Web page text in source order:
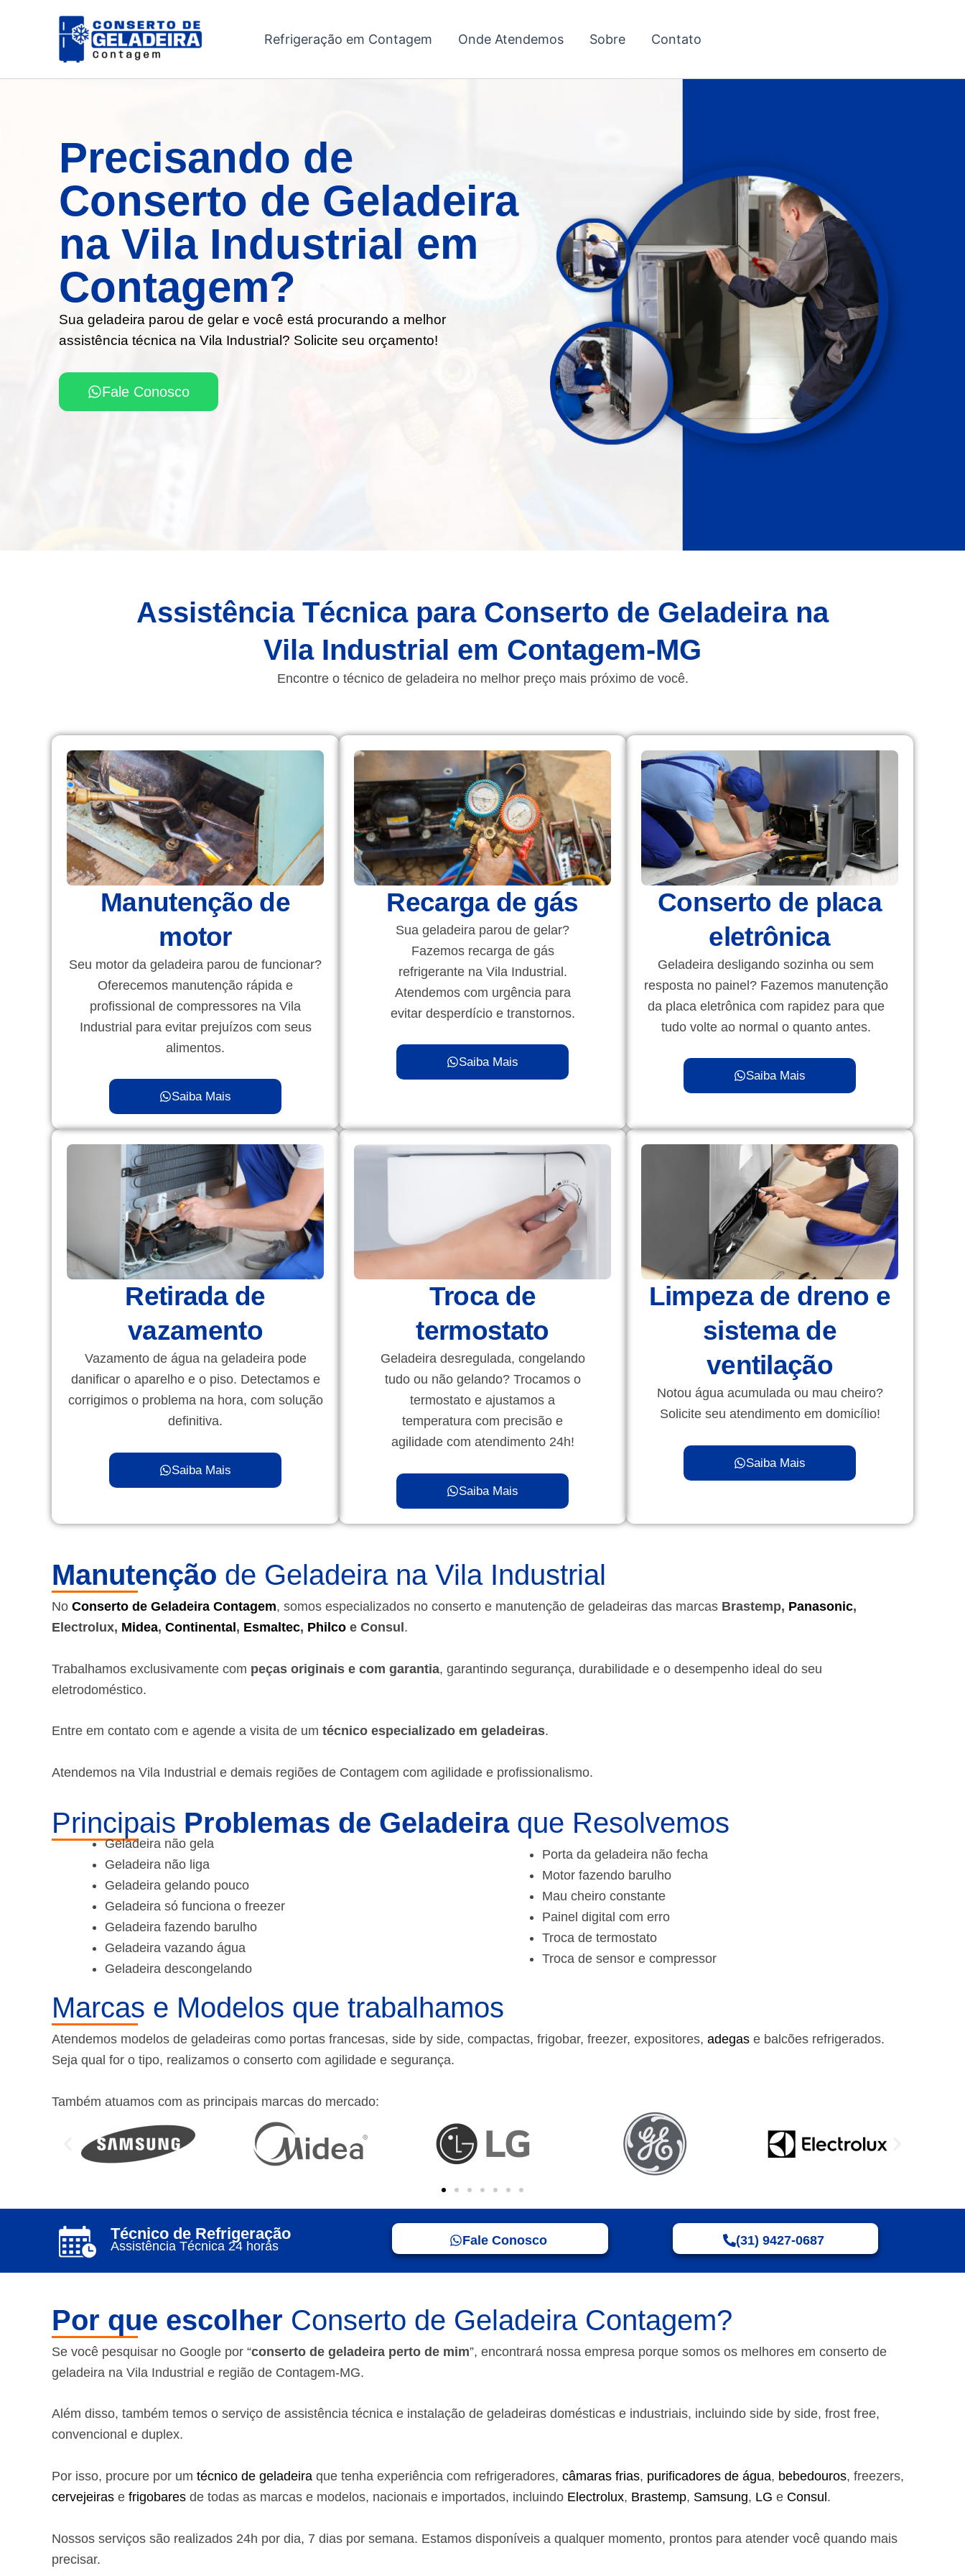
Refrigeração em Contagem Onde Atendemos Sobre Contato
Precisando de
Conserto de Geladeira
na Vila Industrial em
Contagem?
Sua geladeira parou de gelar e você está procurando a melhor
assistência técnica na Vila Industrial? Solicite seu orçamento!
Fale Conosco
Assistência Técnica para Conserto de Geladeira na
Vila Industrial em Contagem-MG​
Encontre o técnico de geladeira no melhor preço mais próximo de você.
Manutenção de
motor
Seu motor da geladeira parou de funcionar?
Oferecemos manutenção rápida e
profissional de compressores na Vila
Industrial para evitar prejuízos com seus
alimentos.
Saiba Mais
Recarga de gás
Sua geladeira parou de gelar?
Fazemos recarga de gás
refrigerante na Vila Industrial.
Atendemos com urgência para
evitar desperdício e transtornos.
Saiba Mais
Conserto de placa
eletrônica
Geladeira desligando sozinha ou sem
resposta no painel? Fazemos manutenção
da placa eletrônica com rapidez para que
tudo volte ao normal o quanto antes.
Saiba Mais
Retirada de
vazamento
Vazamento de água na geladeira pode
danificar o aparelho e o piso. Detectamos e
corrigimos o problema na hora, com solução
definitiva.
Saiba Mais
Troca de
termostato
Geladeira desregulada, congelando
tudo ou não gelando? Trocamos o
termostato e ajustamos a
temperatura com precisão e
agilidade com atendimento 24h!
Saiba Mais
Limpeza de dreno e
sistema de
ventilação
Notou água acumulada ou mau cheiro?
Solicite seu atendimento em domicílio!
Saiba Mais
Manutenção de Geladeira na Vila Industrial
No Conserto de Geladeira Contagem, somos especializados no conserto e manutenção de geladeiras das marcas Brastemp, Panasonic,
Electrolux, Midea, Continental, Esmaltec, Philco e Consul.
Trabalhamos exclusivamente com peças originais e com garantia, garantindo segurança, durabilidade e o desempenho ideal do seu
eletrodoméstico.
Entre em contato com e agende a visita de um técnico especializado em geladeiras.
Atendemos na Vila Industrial e demais regiões de Contagem com agilidade e profissionalismo.
Principais Problemas de Geladeiraque Resolvemos
Geladeira não gela
Geladeira não liga
Geladeira gelando pouco
Geladeira só funciona o freezer
Geladeira fazendo barulho
Geladeira vazando água
Geladeira descongelando
Porta da geladeira não fecha
Motor fazendo barulho
Mau cheiro constante
Painel digital com erro
Troca de termostato
Troca de sensor e compressor
Marcas e Modelos que trabalhamos
Atendemos modelos de geladeiras como portas francesas, side by side, compactas, frigobar, freezer, expositores, adegas e balcões refrigerados.
Seja qual for o tipo, realizamos o conserto com agilidade e segurança.
Também atuamos com as principais marcas do mercado:
Técnico de Refrigeração
Assistência Técnica 24 horas Fale Conosco (31) 9427-0687
Por que escolher Conserto de Geladeira Contagem?
Se você pesquisar no Google por “conserto de geladeira perto de mim”, encontrará nossa empresa porque somos os melhores em conserto de
geladeira na Vila Industrial e região de Contagem-MG.
Além disso, também temos o serviço de assistência técnica e instalação de geladeiras domésticas e industriais, incluindo side by side, frost free,
convencional e duplex.
Por isso, procure por um técnico de geladeira que tenha experiência com refrigeradores, câmaras frias, purificadores de água, bebedouros, freezers,
cervejeiras e frigobares de todas as marcas e modelos, nacionais e importados, incluindo Electrolux, Brastemp, Samsung, LG e Consul .
Nossos serviços são realizados 24h por dia, 7 dias por semana. Estamos disponíveis a qualquer momento, prontos para atender você quando mais
precisar.